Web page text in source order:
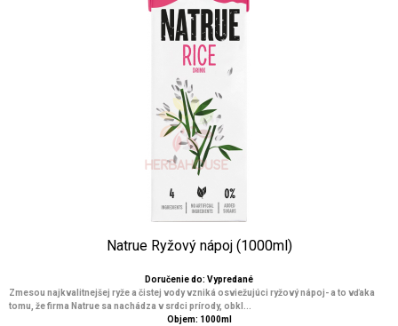
Natrue Ryžový nápoj (1000ml)
Doručenie do: Vypredané
Zmesou najkvalitnejšej ryže a čistej vody vzniká osviežujúci ryžový nápoj- a to vďaka
tomu, že firma Natrue sa nachádza v srdci prírody, obkl...
Objem: 1000ml